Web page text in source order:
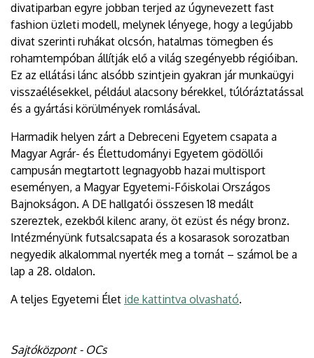
divatiparban egyre jobban terjed az úgynevezett fast
fashion üzleti modell, melynek lényege, hogy a legújabb
divat szerinti ruhákat olcsón, hatalmas tömegben és
rohamtempóban állítják elő a világ szegényebb régióiban.
Ez az ellátási lánc alsóbb szintjein gyakran jár munkaügyi
visszaélésekkel, például alacsony bérekkel, túlóráztatással
és a gyártási körülmények romlásával.
Harmadik helyen zárt a Debreceni Egyetem csapata a
Magyar Agrár- és Élettudományi Egyetem gödöllői
campusán megtartott legnagyobb hazai multisport
eseményen, a Magyar Egyetemi-Főiskolai Országos
Bajnokságon. A DE hallgatói összesen 18 medált
szereztek, ezekből kilenc arany, öt ezüst és négy bronz.
Intézményünk futsalcsapata és a kosarasok sorozatban
negyedik alkalommal nyerték meg a tornát – számol be a
lap a 28. oldalon.
A teljes Egyetemi Élet ide kattintva olvasható.
Sajtóközpont - OCs